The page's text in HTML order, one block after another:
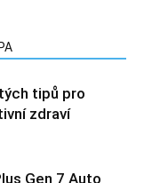
tipů pro
zdraví
Gen 7 Auto